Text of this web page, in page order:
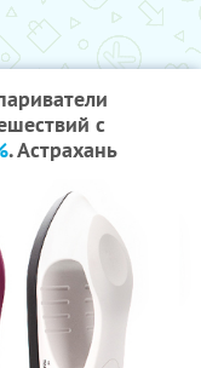
с
. Астрахань